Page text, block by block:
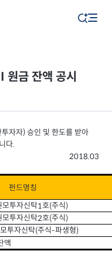
원금 잔액 공시
투자자)승인 및 한도를 받아
다.
2018.03
펀드명칭
모투자신탁1호(주식)
모투자신탁2호(주식)
투자신탁(주식-파생형)
액